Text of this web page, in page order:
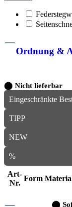
Ordnung &
⬤ Nicht lieferbar
Eingeschränkte
TIPP
NEW
%
Art-
Nr.
Form
⬤